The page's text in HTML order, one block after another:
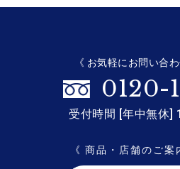
《 お気軽にお問い合
0120-
受付時間 [年中無休]
《 商品・店舗のご案